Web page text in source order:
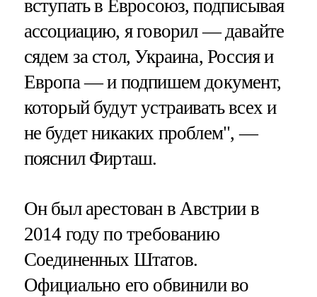
вступать в Евросоюз, подписывая
ассоциацию, я говорил — давайте
сядем за стол, Украина, Россия и
Европа — и подпишем документ,
который будут устраивать всех и
не будет никаких проблем", —
пояснил Фирташ.
Он был арестован в Австрии в
2014 году по требованию
Соединенных Штатов.
Официально его обвинили во